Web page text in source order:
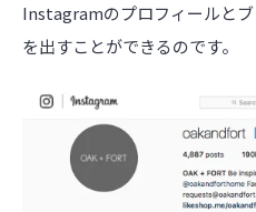
Instagramのプロフィールと
を出すことができるのです。